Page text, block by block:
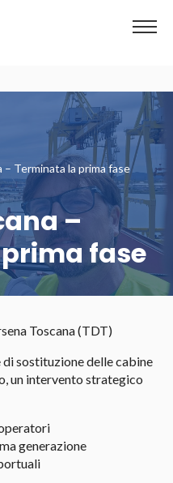
– Terminata la prima fase
–
fase
Toscana (TDT)
sostituzione delle cabine
un intervento strategico
generazione